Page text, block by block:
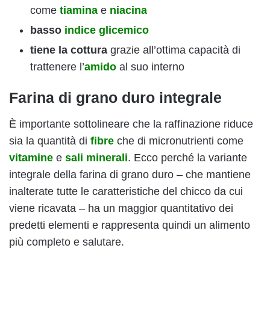
come tiamina e niacina
basso indice glicemico
tiene la cottura grazie all’ottima capacità di
trattenere l’amido al suo interno
Farina di grano duro integrale
È importante sottolineare che la raffinazione riduce
sia la quantità di fibre che di micronutrienti come
vitamine e sali minerali. Ecco perché la variante
integrale della farina di grano duro – che mantiene
inalterate tutte le caratteristiche del chicco da cui
viene ricavata – ha un maggior quantitativo dei
predetti elementi e rappresenta quindi un alimento
più completo e salutare.